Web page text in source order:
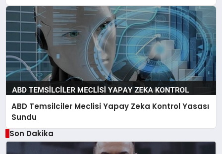
ABD Temsilciler Meclisi Yapay Zeka Kontrol Yasası
Sundu
Son Dakika